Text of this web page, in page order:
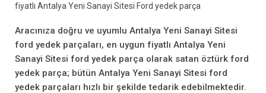
fiyatlı Antalya Yeni Sanayi Sitesi Ford yedek parça
Aracınıza doğru ve uyumlu Antalya Yeni Sanayi Sitesi
ford yedek parçaları, en uygun fiyatlı Antalya Yeni
Sanayi Sitesi ford yedek parça olarak satan öztürk ford
yedek parça; bütün Antalya Yeni Sanayi Sitesi ford
yedek parçaları hızlı bir şekilde tedarik edebilmektedir.